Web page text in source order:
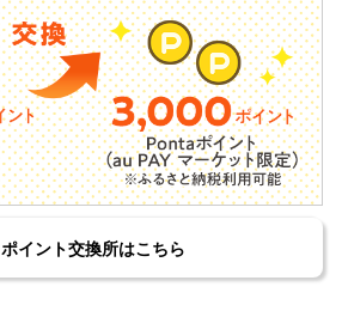
ポイント交換所はこちら